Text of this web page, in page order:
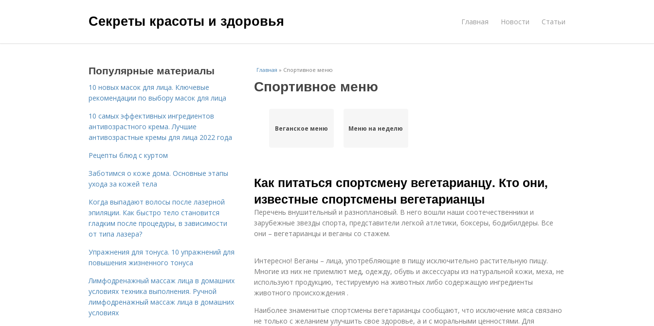
Секреты красоты и здоровья Главная Новости Статьи
Главная » Спортивное меню
Спортивное меню
Веганское меню Меню на неделю
Как питаться спортсмену вегетарианцу. Кто они,
известные спортсмены вегетарианцы
Перечень внушительный и разноплановый. В него вошли наши соотечественники и
зарубежные звезды спорта, представители легкой атлетики, боксеры, бодибилдеры. Все
они – вегетарианцы и веганы со стажем.
Интересно! Веганы – лица, употребляющие в пищу исключительно растительную пищу.
Многие из них не приемлют мед, одежду, обувь и аксессуары из натуральной кожи, меха, не
используют продукцию, тестируемую на животных либо содержащую ингредиенты
животного происхождения .
Наиболее знаменитые спортсмены вегетарианцы сообщают, что исключение мяса связано
не только с желанием улучшить свое здоровье, а и с моральными ценностями. Для
Популярные материалы
10 новых масок для лица. Ключевые
рекомендации по выбору масок для лица
10 самых эффективных ингредиентов
антивозрастного крема. Лучшие
антивозрастные кремы для лица 2022 года
Рецепты блюд с куртом
Заботимся о коже дома. Основные этапы
ухода за кожей тела
Когда выпадают волосы после лазерной
эпиляции. Как быстро тело становится
гладким после процедуры, в зависимости
от типа лазера?
Упражнения для тонуса. 10 упражнений для
повышения жизненного тонуса
Лимфодренажный массаж лица в домашних
условиях техника выполнения. Ручной
лимфодренажный массаж лица в домашних
условиях